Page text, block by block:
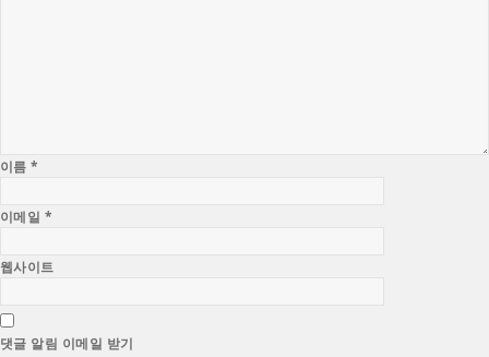
이름*
이메일 *
웹사이트
댓글 알림 이메일 받기